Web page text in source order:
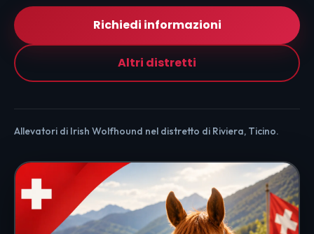
Richiedi informazioni
Altri distretti
Allevatori di Irish Wolfhound nel distretto di Riviera, Ticino.